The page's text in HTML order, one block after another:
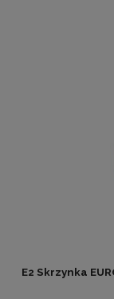
E2 Skrzynka